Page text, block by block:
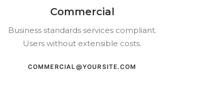
Commercial
Business standards services compliant.
Users without extensible costs.
COMMERCIAL@YOURSITE.COM